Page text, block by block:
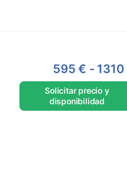
DJ de salón,DJ House DJ
595 € - 1310
Solicitar precio y
disponibilidad